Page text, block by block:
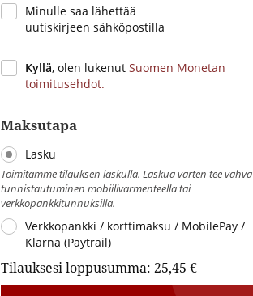
Minulle saa lähettää
uutiskirjeen sähköpostilla
Kyllä, olen lukenut Suomen Monetan
toimitusehdot.
Maksutapa
Lasku
Toimitamme tilauksen laskulla. Laskua varten tee vahva
tunnistautuminen mobiilivarmenteella tai
verkkopankkitunnuksilla.
Verkkopankki / korttimaksu / MobilePay /
Klarna (Paytrail)
Tilauksesi loppusumma: 25,45 €